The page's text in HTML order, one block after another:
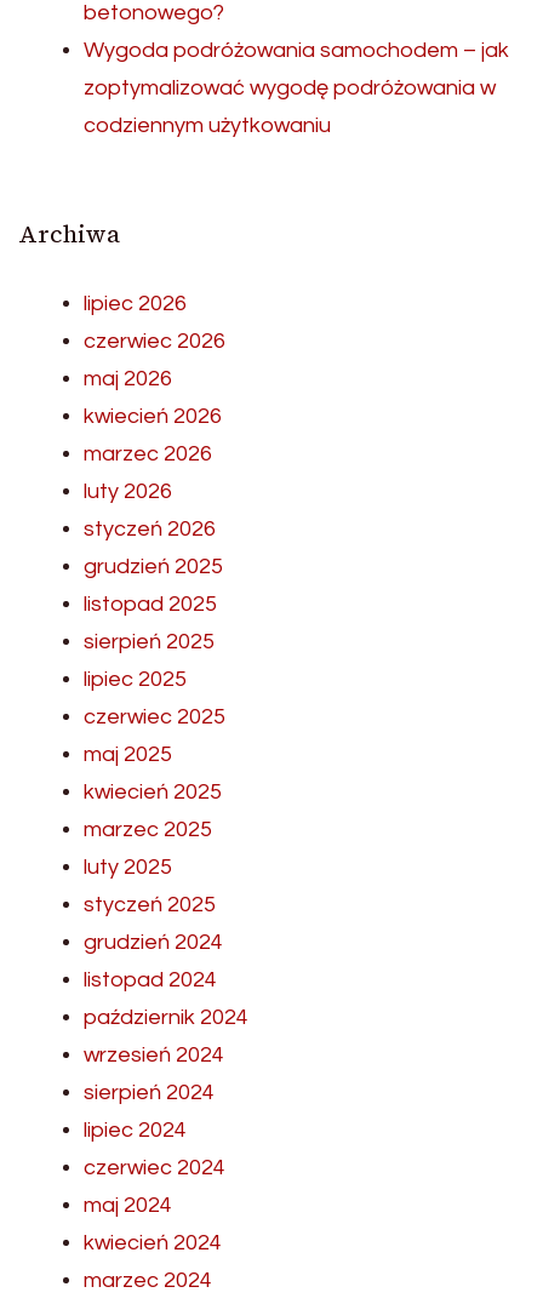
betonowego?
Wygoda podróżowania samochodem – jak
zoptymalizować wygodę podróżowania w
codziennym użytkowaniu
Archiwa
lipiec 2026
czerwiec 2026
maj 2026
kwiecień 2026
marzec 2026
luty 2026
styczeń 2026
grudzień 2025
listopad 2025
sierpień 2025
lipiec 2025
czerwiec 2025
maj 2025
kwiecień 2025
marzec 2025
luty 2025
styczeń 2025
grudzień 2024
listopad 2024
październik 2024
wrzesień 2024
sierpień 2024
lipiec 2024
czerwiec 2024
maj 2024
kwiecień 2024
marzec 2024